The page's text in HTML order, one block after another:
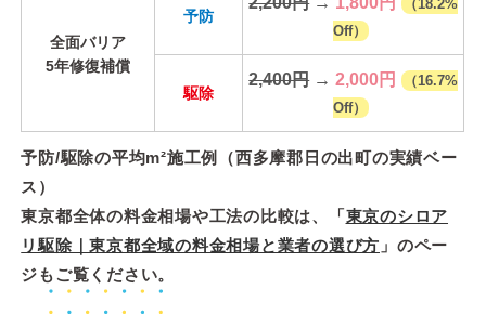
全面バリア
5年修復補償
予防
（18.2%
Off）
駆除
2,400円→2,000円
（16.7%
Off）
予防/駆除の平均m²施工例（西多摩郡日の出町の実績ベー
ス）
東京都全体の料金相場や工法の比較は、「東京のシロア
リ駆除｜東京都全域の料金相場と業者の選び方 」のペー
ジもご覧ください。